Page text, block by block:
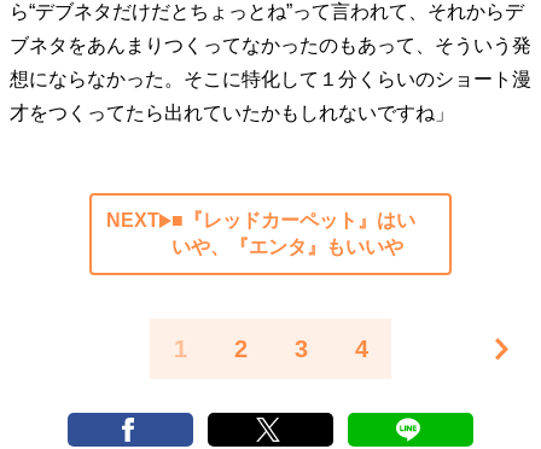
ら“デブネタだけだとちょっとね”って言われて、それからデ
ブネタをあんまりつくってなかったのもあって、そういう発
想にならなかった。そこに特化して１分くらいのショート漫
才をつくってたら出れていたかもしれないですね」
NEXT
■『レッドカーペット』はい
いや、『エンタ』もいいや
1 2 3 4